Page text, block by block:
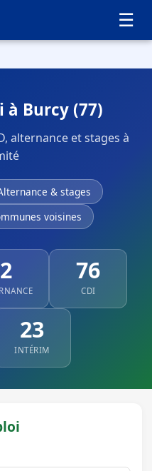
☰
à Burcy (77)
alternance et stages à
& stages
voisines
2 76
CDI
23
INTÉRIM